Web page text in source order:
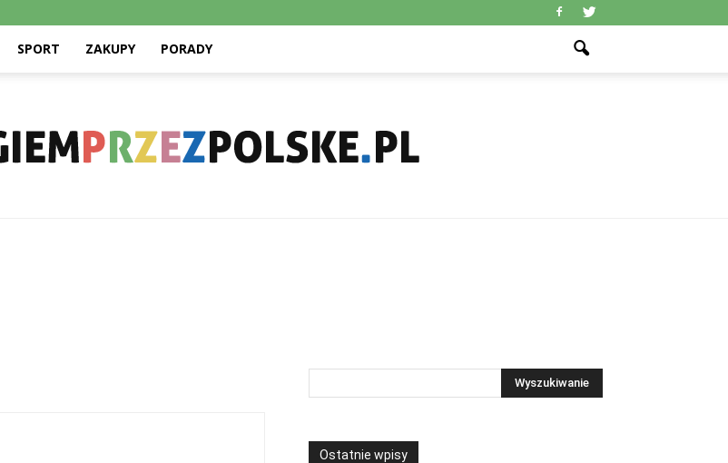
SPORT ZAKUPY PORADY
Ostatnie wpisy